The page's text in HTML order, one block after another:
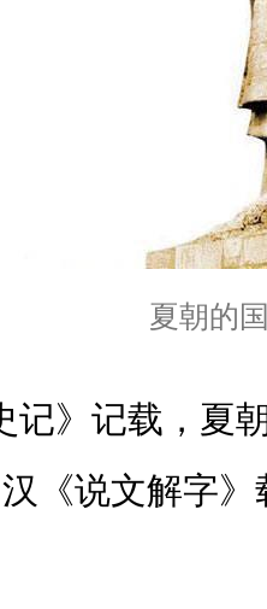
夏朝的
记》记载， 夏
《说文解字》